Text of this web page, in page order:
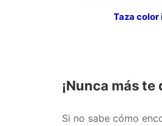
Taza color
¡Nunca más
Si no sabe cómo